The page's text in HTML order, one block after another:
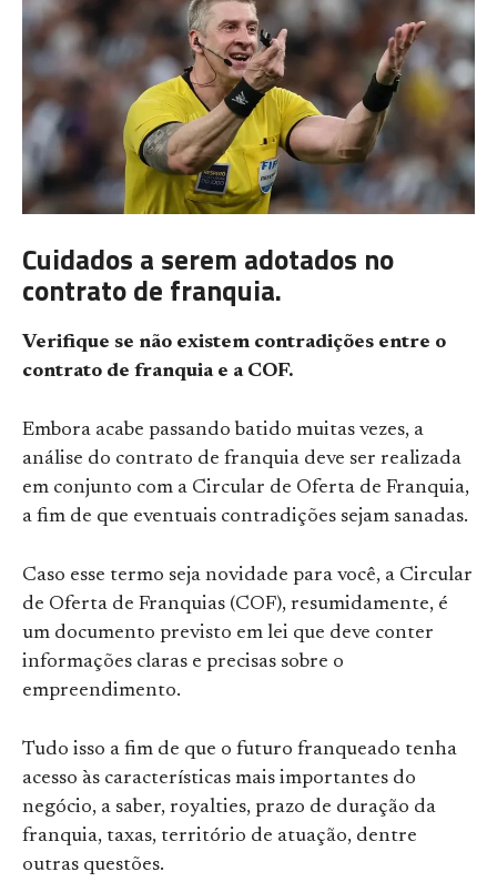
Cuidados a serem adotados no
contrato de franquia.
Verifique se não existem contradições entre o
contrato de franquia e a COF.
Embora acabe passando batido muitas vezes, a
análise do contrato de franquia deve ser realizada
em conjunto com a Circular de Oferta de Franquia,
a fim de que eventuais contradições sejam sanadas.
Caso esse termo seja novidade para você, a Circular
de Oferta de Franquias (COF), resumidamente, é
um documento previsto em lei que deve conter
informações claras e precisas sobre o
empreendimento.
Tudo isso a fim de que o futuro franqueado tenha
acesso às características mais importantes do
negócio, a saber, royalties, prazo de duração da
franquia, taxas, território de atuação, dentre
outras questões.